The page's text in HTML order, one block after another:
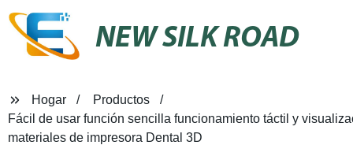
NEW SILK ROAD
Hogar
Productos
Fácil de usar función sencilla funcionamiento táctil y
materiales de impresora Dental 3D